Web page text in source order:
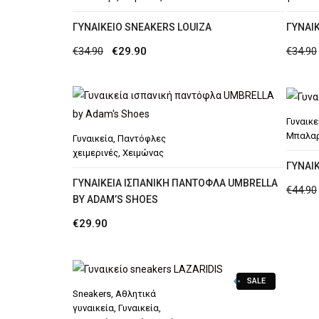
ΓΥΝΑΙΚΕΊΟ SNEAKERS LOUIZA
€34.90
Original
was:
€34.90.
€29.90
τιμή
είναι:
€29.90.
€34.90
Γυναικεία, Παντόφλες
χειμερινές, Χειμώνας
ΓΥΝΑΙΚΕΊΑ ΙΣΠΑΝΙΚΉ ΠΑΝΤΌΦΛΑ UMBRELLA
BY ADAM’S SHOES
€29.90
€44.90
SALE
Sneakers Αθλητικά
γυναικεία Γυναικεία